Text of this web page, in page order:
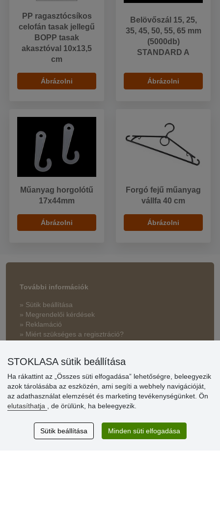
PP ragasztócsíkos
celofán tasak jellegű
BOPP tasak
akasztóval 10x13,5
cm
Ábrázolni
Belövőszál 15, 25,
35, 45, 50, 55, 65 mm
(5000db)
STANDARD A
Ábrázolni
Műanyag horgolótű
17x44mm
Ábrázolni
Forgó fejű műanyag
vállfa 40 cm
Ábrázolni
További információk
» Sütik beállítása
» Megrendelői kérdések
» Reklamáció
» Miért szükséges a regisztráció?
vásárlóinknak
» Súgó
Vásárlók
értékelése
STOKLASA sütik beállítása
Ha rákattint az „Összes süti elfogadása” lehetőségre, beleegyezik
azok tárolásába az eszközén, ami segíti a webhely navigációját,
az adathasználat elemzését és marketing tevékenységünket. Ön
elutasíthatja
, de örülünk, ha beleegyezik.
Sütik beállítása Minden süti elfogadása